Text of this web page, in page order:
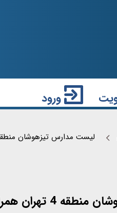
ورود
لیست مدارس تیزهوشان منطقه 4
ها معرفی شده است.